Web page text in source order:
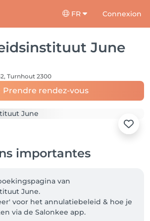
FR Connexion
June
Turnhout 2300
Prendre rendez-vous
importantes
van
June.
voor het annulatiebeleid & hoe je
via de Salonkee app.